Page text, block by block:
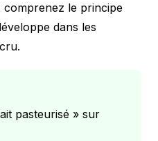
comprenez le principe
dans les
pasteurisé » sur